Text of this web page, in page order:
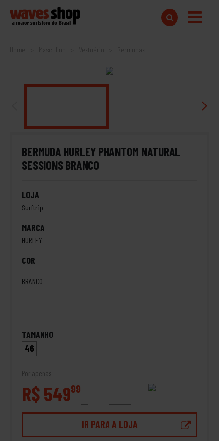
Home Bermudas
BERMUDA HURLEY PHANTOM NATURAL
SESSIONS BRANCO
LOJA
Surftrip
MARCA
HURLEY
COR
BRANCO
TAMANHO
46
Por apenas
R$ 54999
IR PARA A LOJA